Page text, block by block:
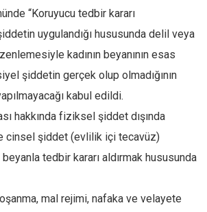
“Koruyucu tedbir kararı
uygulandığı hususunda delil veya
kadının beyanının esas
şiddetin gerçek olup olmadığının
kabul edildi.
hakkında fiziksel şiddet dışında
cinsel şiddet (evlilik içi tecavüz)
tedbir kararı aldırmak hususunda
mal rejimi, nafaka ve velayete